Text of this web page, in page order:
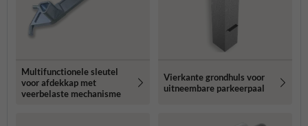
Multifunctionele sleutel
voor afdekkap met
veerbelaste mechanisme
Vierkante grondhuls voor
uitneembare parkeerpaal